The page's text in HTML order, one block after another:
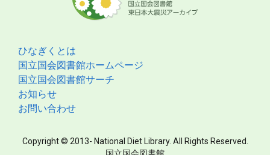
ひなぎくとは
国立国会図書館ホームページ
国立国会図書館サーチ
お知らせ
お問い合わせ
Copyright © 2013- National Diet Library. All Rights Reserved.